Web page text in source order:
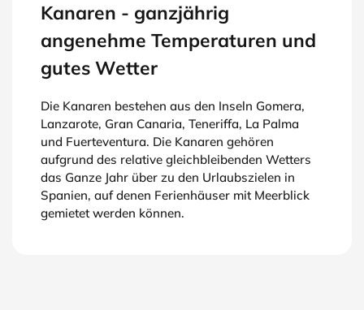
Kanaren - ganzjährig
angenehme Temperaturen und
gutes Wetter
Die Kanaren bestehen aus den Inseln Gomera,
Lanzarote, Gran Canaria, Teneriffa, La Palma
und Fuerteventura. Die Kanaren gehören
aufgrund des relative gleichbleibenden Wetters
das Ganze Jahr über zu den Urlaubszielen in
Spanien, auf denen Ferienhäuser mit Meerblick
gemietet werden können.